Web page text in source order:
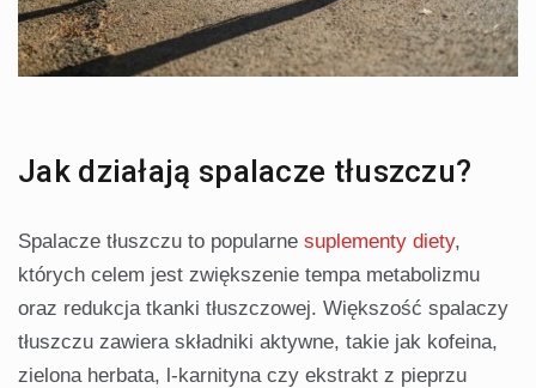
Jak działają spalacze tłuszczu?
Spalacze tłuszczu to popularne suplementy diety,
których celem jest zwiększenie tempa metabolizmu
oraz redukcja tkanki tłuszczowej. Większość spalaczy
tłuszczu zawiera składniki aktywne, takie jak kofeina,
zielona herbata, l-karnityna czy ekstrakt z pieprzu